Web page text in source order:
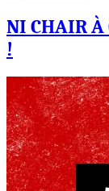
NI CHAIR À
!